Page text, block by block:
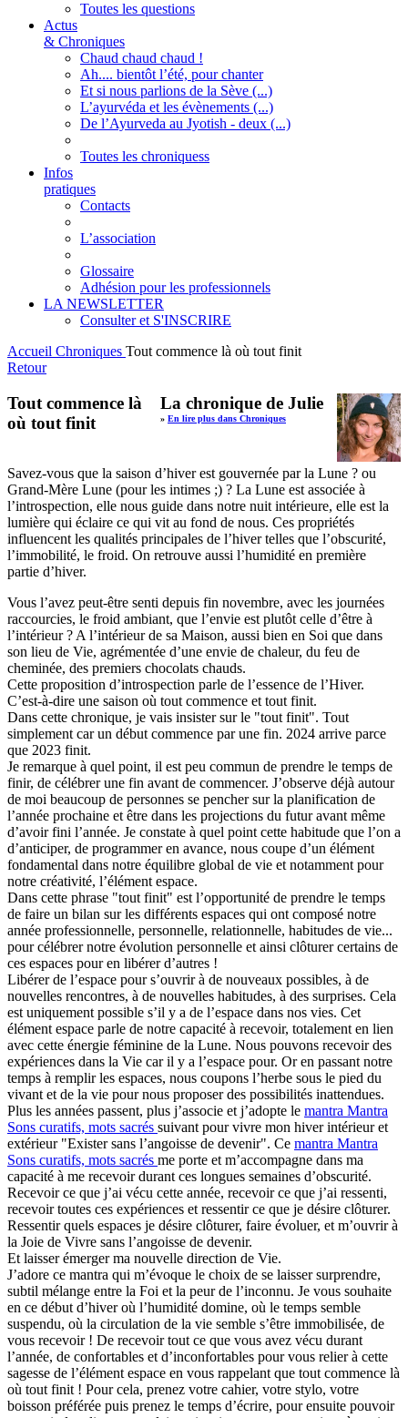
Toutes les questions
Actus
& Chroniques
Chaud chaud chaud !
Ah.... bientôt l’été, pour chanter
Et si nous parlions de la Sève (...)
L’ayurvéda et les évènements (...)
De l’Ayurveda au Jyotish - deux (...)
Toutes les chroniquess
Infos
pratiques
Contacts
L’association
Glossaire
Adhésion pour les professionnels
LA NEWSLETTER
Consulter et S'INSCRIRE
Accueil Chroniques Tout commence là où tout finit
Retour
La chronique de Julie
» En lire plus dans Chroniques
Tout commence là
où tout finit
Savez-vous que la saison d’hiver est gouvernée par la Lune ? ou
Grand-Mère Lune (pour les intimes ;) ? La Lune est associée à
l’introspection, elle nous guide dans notre nuit intérieure, elle est la
lumière qui éclaire ce qui vit au fond de nous. Ces propriétés
influencent les qualités principales de l’hiver telles que l’obscurité,
l’immobilité, le froid. On retrouve aussi l’humidité en première
partie d’hiver.
Vous l’avez peut-être senti depuis fin novembre, avec les journées
raccourcies, le froid ambiant, que l’envie est plutôt celle d’être à
l’intérieur ? A l’intérieur de sa Maison, aussi bien en Soi que dans
son lieu de Vie, agrémentée d’une envie de chaleur, du feu de
cheminée, des premiers chocolats chauds.
Cette proposition d’introspection parle de l’essence de l’Hiver.
C’est-à-dire une saison où tout commence et tout finit.
Dans cette chronique, je vais insister sur le "tout finit". Tout
simplement car un début commence par une fin. 2024 arrive parce
que 2023 finit.
Je remarque à quel point, il est peu commun de prendre le temps de
finir, de célébrer une fin avant de commencer. J’observe déjà autour
de moi beaucoup de personnes se pencher sur la planification de
l’année prochaine et être dans les projections du futur avant même
d’avoir fini l’année. Je constate à quel point cette habitude que l’on a
d’anticiper, de programmer en avance, nous coupe d’un élément
fondamental dans notre équilibre global de vie et notamment pour
notre créativité, l’élément espace.
Dans cette phrase "tout finit" est l’opportunité de prendre le temps
de faire un bilan sur les différents espaces qui ont composé notre
année professionnelle, personnelle, relationnelle, habitudes de vie...
pour célébrer notre évolution personnelle et ainsi clôturer certains de
ces espaces pour en libérer d’autres !
Libérer de l’espace pour s’ouvrir à de nouveaux possibles, à de
nouvelles rencontres, à de nouvelles habitudes, à des surprises. Cela
est uniquement possible s’il y a de l’espace dans nos vies. Cet
élément espace parle de notre capacité à recevoir, totalement en lien
avec cette énergie féminine de la Lune. Nous pouvons recevoir des
expériences dans la Vie car il y a l’espace pour. Or en passant notre
temps à remplir les espaces, nous coupons l’herbe sous le pied du
vivant et de la vie pour nous proposer des possibilités inattendues.
Plus les années passent, plus j’associe et j’adopte le mantra Mantra
Sons curatifs, mots sacrés suivant pour vivre mon hiver intérieur et
extérieur "Exister sans l’angoisse de devenir". Ce mantra Mantra
Sons curatifs, mots sacrés me porte et m’accompagne dans ma
capacité à me recevoir durant ces longues semaines d’obscurité.
Recevoir ce que j’ai vécu cette année, recevoir ce que j’ai ressenti,
recevoir toutes ces expériences et ressentir ce que je désire clôturer.
Ressentir quels espaces je désire clôturer, faire évoluer, et m’ouvrir à
la Joie de Vivre sans l’angoisse de devenir.
Et laisser émerger ma nouvelle direction de Vie.
J’adore ce mantra qui m’évoque le choix de se laisser surprendre,
subtil mélange entre la Foi et la peur de l’inconnu. Je vous souhaite
en ce début d’hiver où l’humidité domine, où le temps semble
suspendu, où la circulation de la vie semble s’être immobilisée, de
vous recevoir ! De recevoir tout ce que vous avez vécu durant
l’année, de confortables et d’inconfortables pour vous relier à cette
sagesse de l’élément espace en vous rappelant que tout commence là
où tout finit ! Pour cela, prenez votre cahier, votre stylo, votre
boisson préférée puis prenez le temps d’écrire, pour ensuite pouvoir